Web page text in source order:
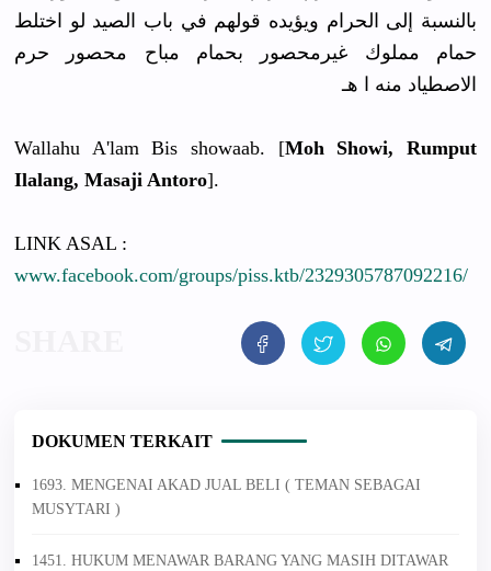
بالنسبة إلى الحرام ويؤيده قولهم في باب الصيد لو اختلط
حمام مملوك غيرمحصور بحمام مباح محصور حرم
الاصطياد منه ا هـ
Wallahu A'lam Bis showaab. [Moh Showi, Rumput
Ilalang, Masaji Antoro].
LINK ASAL :
www.facebook.com/groups/piss.ktb/2329305787092216/
DOKUMEN TERKAIT
1693. MENGENAI AKAD JUAL BELI ( TEMAN SEBAGAI
MUSYTARI )
1451. HUKUM MENAWAR BARANG YANG MASIH DITAWAR